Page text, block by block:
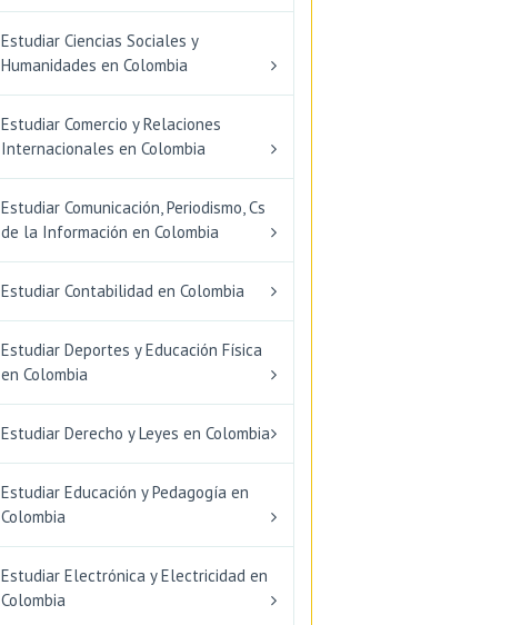
Estudiar Ciencias Sociales y
Humanidades en Colombia
Estudiar Comercio y Relaciones
Internacionales en Colombia
Estudiar Comunicación, Periodismo, Cs
de la Información en Colombia
Estudiar Contabilidad en Colombia
Estudiar Deportes y Educación Física
en Colombia
Estudiar Derecho y Leyes en Colombia
Estudiar Educación y Pedagogía en
Colombia
Estudiar Electrónica y Electricidad en
Colombia